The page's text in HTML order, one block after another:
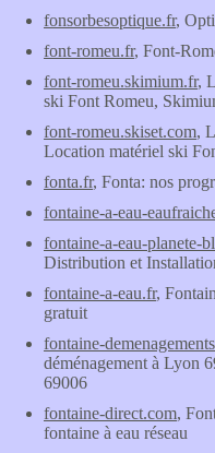
fonsorbesoptique.fr,
font-romeu.fr, Font-
font-romeu.skimium.fr,
ski Font Romeu,
font-romeu.skiset.com,
Location matériel ski
fonta.fr, Fonta: nos
fontaine-a-eau-
fontaine-a-eau-planete-
Distribution et
fontaine-a-eau.fr,
gratuit
fontaine-
déménagement à Lyon
69006
fontaine-direct.com,
fontaine à eau réseau